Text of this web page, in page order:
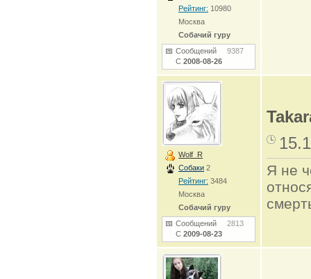
Рейтинг: 10980
Москва
Собачий гуру
Сообщений 9387
С 2008-08-26
Wolf_R
Собаки 2
Рейтинг: 3484
Москва
Собачий гуру
Сообщений 2813
С 2009-08-23
Я не